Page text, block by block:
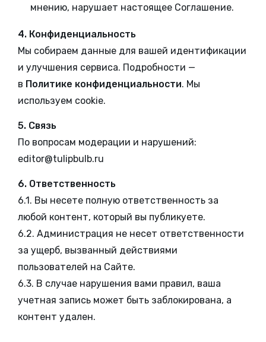
мнению, нарушает настоящее Соглашение.
4. Конфиденциальность
Мы собираем данные для вашей идентификации
и улучшения сервиса. Подробности —
в Политике конфиденциальности. Мы
используем cookie.
5. Связь
По вопросам модерации и нарушений:
editor@tulipbulb.ru
6. Ответственность
6.1. Вы несете полную ответственность за
любой контент, который вы публикуете.
6.2. Администрация не несет ответственности
за ущерб, вызванный действиями
пользователей на Сайте.
6.3. В случае нарушения вами правил, ваша
учетная запись может быть заблокирована, а
контент удален.